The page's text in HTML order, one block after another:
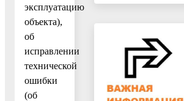
эксплуатацию
объекта),
об
исправлении
технической
ошибки
(об